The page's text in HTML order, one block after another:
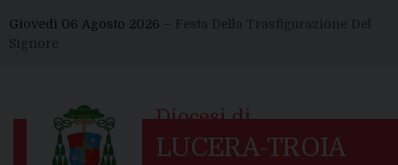
to
content
Giovedì 06 Agosto 2026 – Festa Della Trasfigurazione Del
Signore